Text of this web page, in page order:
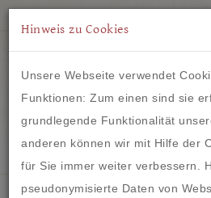
IM HERZEN VON
Hinweis zu Cookies
Unsere Webseite verwendet
Funktionen: Zum einen sind sie
grundlegende Funktionalität
anderen können wir mit Hilfe der
für Sie immer weiter verbessern.
pseudonymisierte Daten von